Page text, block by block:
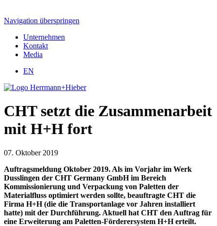
Navigation überspringen
Unternehmen
Kontakt
Media
EN
CHT setzt die Zusammenarbeit
mit H+H fort
07. Oktober 2019
Auftragsmeldung Oktober 2019. Als im Vorjahr im Werk
Dusslingen der CHT Germany GmbH im Bereich
Kommissionierung und Verpackung von Paletten der
Materialfluss optimiert werden sollte, beauftragte CHT die
Firma H+H (die die Transportanlage vor Jahren installiert
hatte) mit der Durchführung. Aktuell hat CHT den Auftrag für
eine Erweiterung am Paletten-Förderersystem H+H erteilt.